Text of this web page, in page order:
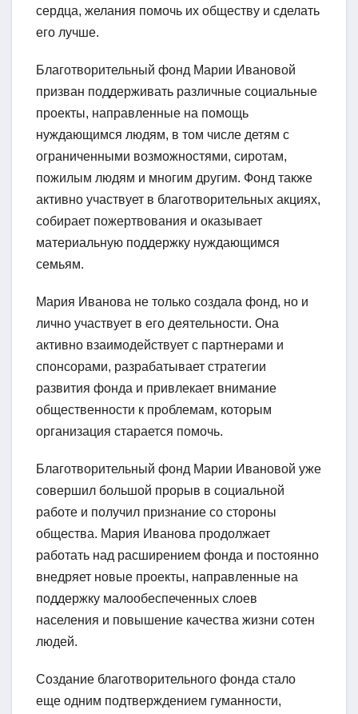
сердца, желания помочь их обществу и сделать
его лучше.
Благотворительный фонд Марии Ивановой
призван поддерживать различные социальные
проекты, направленные на помощь
нуждающимся людям, в том числе детям с
ограниченными возможностями, сиротам,
пожилым людям и многим другим. Фонд также
активно участвует в благотворительных акциях,
собирает пожертвования и оказывает
материальную поддержку нуждающимся
семьям.
Мария Иванова не только создала фонд, но и
лично участвует в его деятельности. Она
активно взаимодействует с партнерами и
спонсорами, разрабатывает стратегии
развития фонда и привлекает внимание
общественности к проблемам, которым
организация старается помочь.
Благотворительный фонд Марии Ивановой уже
совершил большой прорыв в социальной
работе и получил признание со стороны
общества. Мария Иванова продолжает
работать над расширением фонда и постоянно
внедряет новые проекты, направленные на
поддержку малообеспеченных слоев
населения и повышение качества жизни сотен
людей.
Создание благотворительного фонда стало
еще одним подтверждением гуманности,